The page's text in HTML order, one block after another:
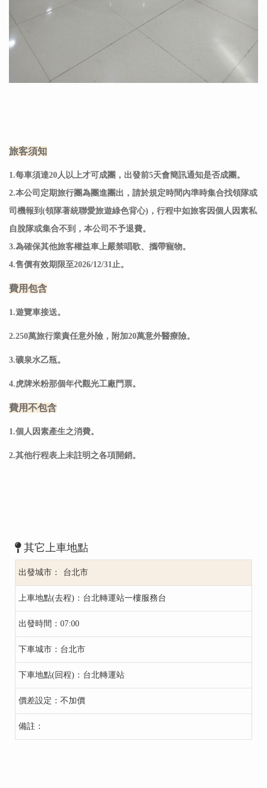
旅客須知
1.每車須達20人以上才可成團，出發前5天會簡訊通知是否成團。
2.本公司定期旅行團為團進團出，請於規定時間內準時集合找領隊或
司機報到(領隊著統聯愛旅遊綠色背心)，行程中如旅客因個人因素私
自脫隊或集合不到，本公司不予退費。
3.為確保其他旅客權益車上嚴禁唱歌、攜帶寵物。
4.售價有效期限至2026/12/31止。
費用包含
1.遊覽車接送。
2.250萬旅行業責任意外險，附加20萬意外醫療險。
3.礦泉水乙瓶。
4.虎牌米粉那個年代觀光工廠門票。
費用不包含
1.個人因素產生之消費。
2.其他行程表上未註明之各項開銷。
其它上車地點
台北市
台北轉運站一樓服務台
07:00
台北市
台北轉運站
不加價